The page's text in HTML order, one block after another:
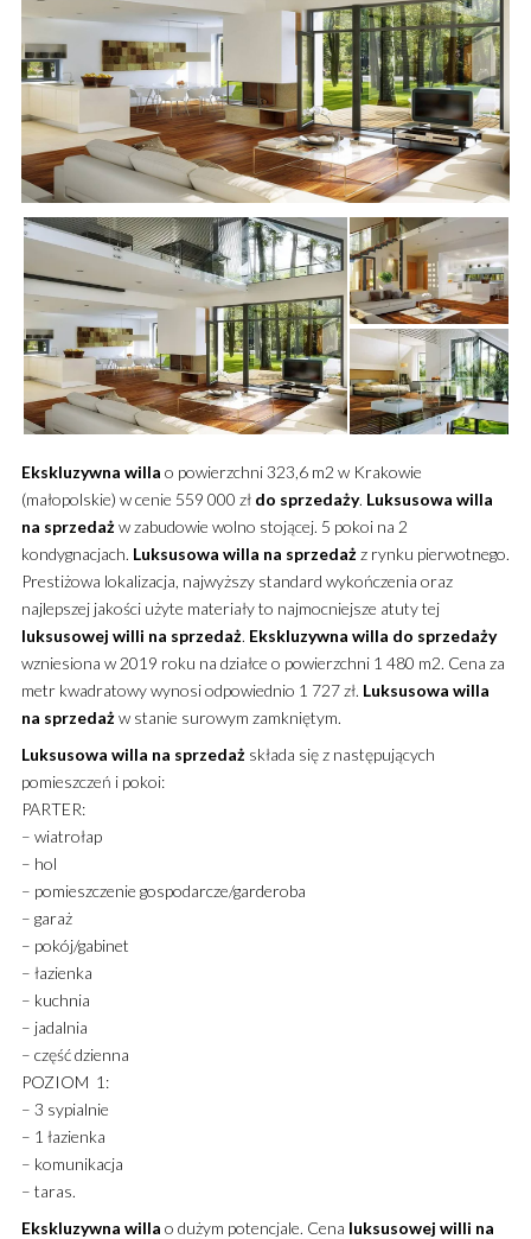
Ekskluzywna willa o powierzchni 323,6 m2 w Krakowie
(małopolskie) w cenie 559 000 zł do sprzedaży. Luksusowa willa
na sprzedażw zabudowie wolno stojącej. 5 pokoi na 2
kondygnacjach. Luksusowa willa na sprzedażz rynku pierwotnego.
Prestiżowa lokalizacja, najwyższy standard wykończenia oraz
najlepszej jakości użyte materiały to najmocniejsze atuty tej
luksusowej willi na sprzedaż. Ekskluzywna willa do sprzedaży
wzniesiona w 2019 roku na działce o powierzchni 1 480 m2. Cena za
metr kwadratowy wynosi odpowiednio 1 727 zł. Luksusowa willa
na sprzedażw stanie surowym zamkniętym.
Luksusowa willa na sprzedażskłada się z następujących
pomieszczeń i pokoi:
PARTER:
– wiatrołap
– hol
– pomieszczenie gospodarcze/garderoba
– garaż
– pokój/gabinet
– łazienka
– kuchnia
– jadalnia
– część dzienna
POZIOM 1:
– 3 sypialnie
– 1 łazienka
– komunikacja
– taras.
Ekskluzywna willa o dużym potencjale. Cena luksusowej willi na